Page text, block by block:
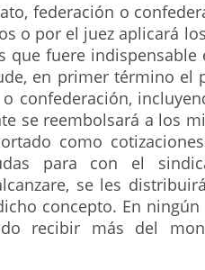
federación o
o por el juez aplicará
que fuere indispensable
en primer término el
confederación,
se reembolsará a los
como
para con el
se les
concepto. En
recibir más del